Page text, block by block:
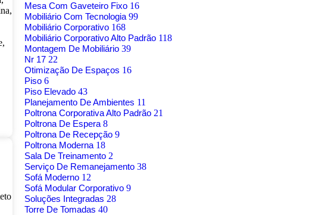
Mesa Com Gaveteiro Fixo 16
Mobiliário Com Tecnologia 99
Mobiliário Corporativo 168
Mobiliário Corporativo Alto Padrão 118
Montagem De Mobiliário 39
Nr 17 22
Otimização De Espaços 16
Piso 6
Piso Elevado 43
Planejamento De Ambientes 11
Poltrona Corporativa Alto Padrão 21
Poltrona De Espera 8
Poltrona De Recepção 9
Poltrona Moderna 18
Sala De Treinamento 2
Serviço De Remanejamento 38
Sofá Moderno 12
Sofá Modular Corporativo 9
Soluções Integradas 28
Torre De Tomadas 40